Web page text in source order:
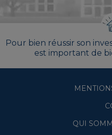
Pour bien réussir son
est important de
QUI